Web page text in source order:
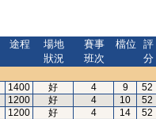
途程
場地
狀況
賽事
班次
檔位
評
分
1400 好 4 9
52
1200 好 4 10
52
1200 好 4 14
52